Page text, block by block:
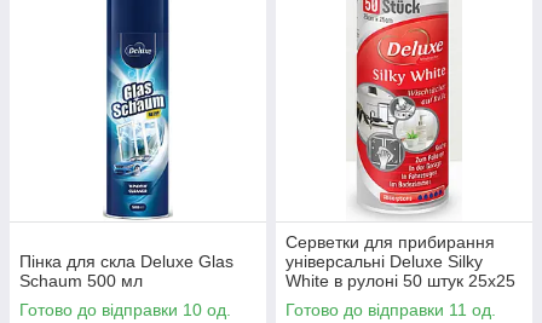
Пінка для скла Deluxe Glas
Schaum 500 мл
Готово до відправки 10 од.
Серветки для прибирання
універсальні Deluxe Silky
White в рулоні 50 штук 25х25
см
Готово до відправки 11 од.